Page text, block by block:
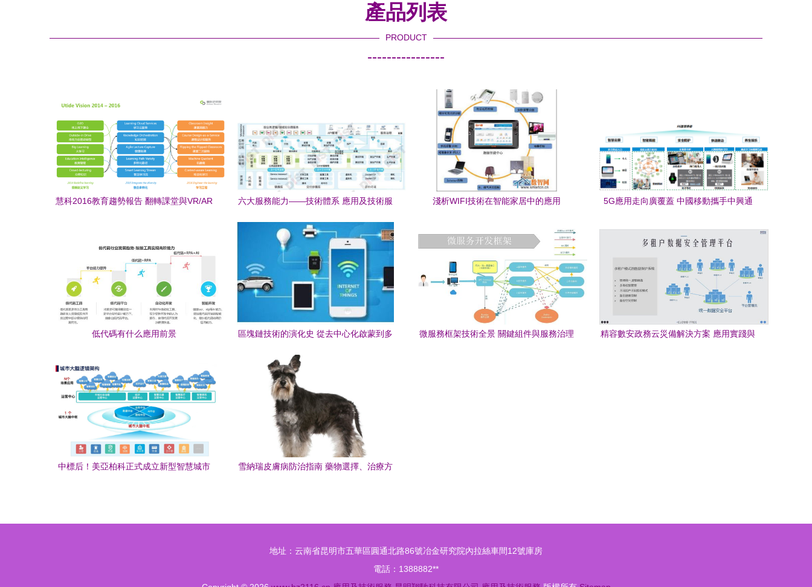
產品列表
PRODUCT
----------------
慧科2016教育趨勢報告 翻轉課堂與VR/AR
六大服務能力——技術體系 應用及技術服
淺析WIFI技術在智能家居中的應用
5G應用走向廣覆蓋 中國移動攜手中興通
低代碼有什么應用前景
區塊鏈技術的演化史 從去中心化啟蒙到多
微服務框架技術全景 關鍵組件與服務治理
精容數安政務云災備解決方案 應用實踐與
中標后！美亞柏科正式成立新型智慧城市
雪納瑞皮膚病防治指南 藥物選擇、治療方
地址：云南省昆明市五華區圓通北路86號冶金研究院內拉絲車間12號庫房
電話：1388882**